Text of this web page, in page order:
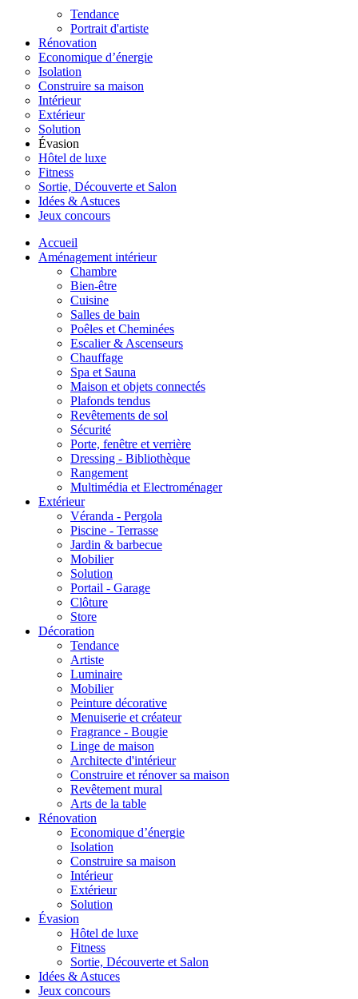
Tendance
Portrait d'artiste
Rénovation
Economique d’énergie
Isolation
Construire sa maison
Intérieur
Extérieur
Solution
Évasion
Hôtel de luxe
Fitness
Sortie, Découverte et Salon
Idées & Astuces
Jeux concours
Accueil
Aménagement intérieur
Chambre
Bien-être
Cuisine
Salles de bain
Poêles et Cheminées
Escalier & Ascenseurs
Chauffage
Spa et Sauna
Maison et objets connectés
Plafonds tendus
Revêtements de sol
Sécurité
Porte, fenêtre et verrière
Dressing - Bibliothèque
Rangement
Multimédia et Electroménager
Extérieur
Véranda - Pergola
Piscine - Terrasse
Jardin & barbecue
Mobilier
Solution
Portail - Garage
Clôture
Store
Décoration
Tendance
Artiste
Luminaire
Mobilier
Peinture décorative
Menuiserie et créateur
Fragrance - Bougie
Linge de maison
Architecte d'intérieur
Construire et rénover sa maison
Revêtement mural
Arts de la table
Rénovation
Economique d’énergie
Isolation
Construire sa maison
Intérieur
Extérieur
Solution
Évasion
Hôtel de luxe
Fitness
Sortie, Découverte et Salon
Idées & Astuces
Jeux concours